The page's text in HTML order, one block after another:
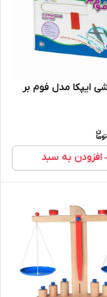
ایپکا مدل فوم بر
افزودن به سبد